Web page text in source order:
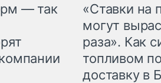
— так
«Ставки на
могут
раза». Как
топливом
доставку в